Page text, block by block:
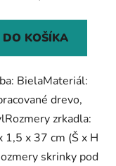
DO KOŠÍKA
BielaMateriál:
drevo,
zrkadla:
1,5 x 37 cm (Š x H
skrinky pod